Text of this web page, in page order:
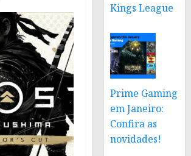
Kings League
Prime Gaming
em Janeiro:
Confira as
novidades!